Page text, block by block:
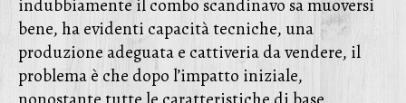
indubbiamente il combo scandinavo sa muoversi
bene, ha evidenti capacità tecniche, una
produzione adeguata e cattiveria da vendere, il
problema è che dopo l’impatto iniziale,